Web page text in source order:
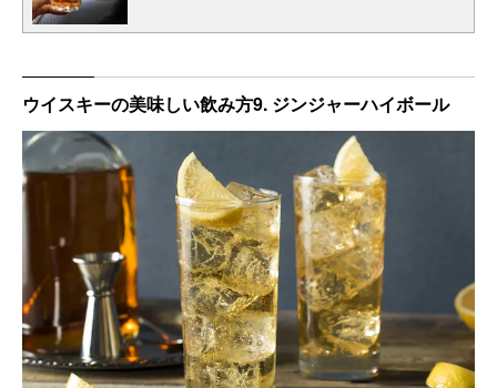
ウイスキーの美味しい飲み方9. ジンジャーハイボール